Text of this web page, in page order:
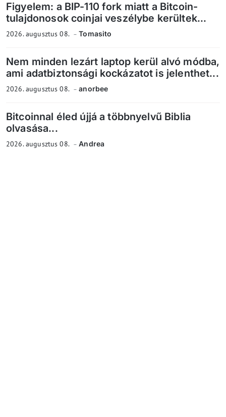
Figyelem: a BIP-110 fork miatt a Bitcoin-
tulajdonosok coinjai veszélybe kerültek...
2026. augusztus 08. Tomasito
Nem minden lezárt laptop kerül alvó módba,
ami adatbiztonsági kockázatot is jelenthet...
2026. augusztus 08. anorbee
Bitcoinnal éled újjá a többnyelvű Biblia
olvasása...
2026. augusztus 08. Andrea